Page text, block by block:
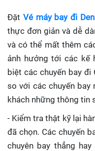
Đặt Vé máy bay đi
thực đơn giản và dễ
và có thể mất thêm
ảnh hưởng tới các kế
biệt các chuyến bay
so với các chuyến bay
khách những thông tin
- Kiểm tra thật kỹ lại
đã chọn. Các chuyến
chuyên bay thẳng